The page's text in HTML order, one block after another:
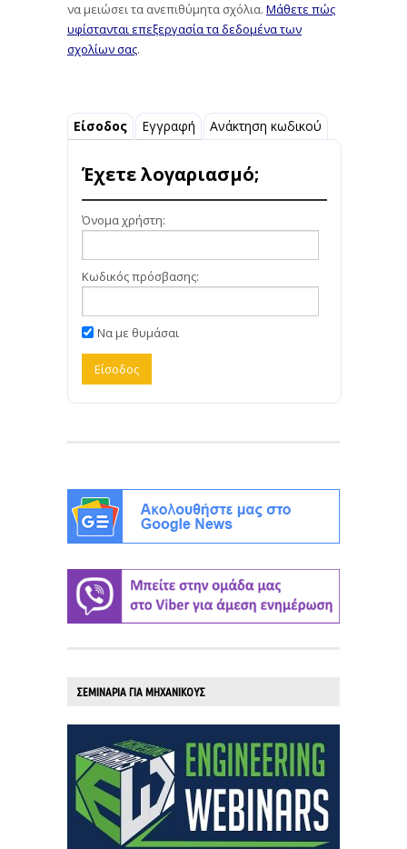
να μειώσει τα ανεπιθύμητα σχόλια. Μάθετε πώς
υφίστανται επεξεργασία τα δεδομένα των
σχολίων σας.
Είσοδος Εγγραφή Ανάκτηση κωδικού
Έχετε λογαριασμό;
Όνομα χρήστη:
Κωδικός πρόσβασης:
Να με θυμάσαι
ΣΕΜΙΝΑΡΙΑ ΓΙΑ ΜΗΧΑΝΙΚΟΥΣ